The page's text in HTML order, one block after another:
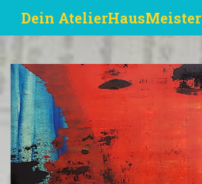
i
Dein AtelierHausMeister